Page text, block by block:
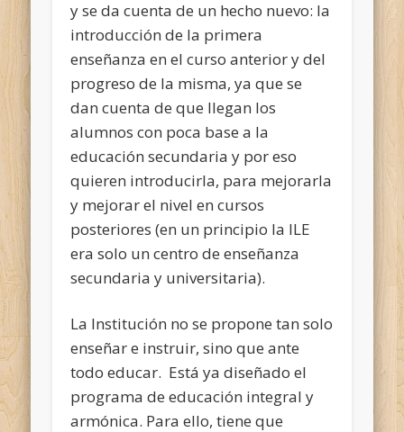
y se da cuenta de un hecho nuevo: la
introducción de la primera
enseñanza en el curso anterior y del
progreso de la misma, ya que se
dan cuenta de que llegan los
alumnos con poca base a la
educación secundaria y por eso
quieren introducirla, para mejorarla
y mejorar el nivel en cursos
posteriores (en un principio la ILE
era solo un centro de enseñanza
secundaria y universitaria).
La Institución no se propone tan solo
enseñar e instruir, sino que ante
todo educar. Está ya diseñado el
programa de educación integral y
armónica. Para ello, tiene que